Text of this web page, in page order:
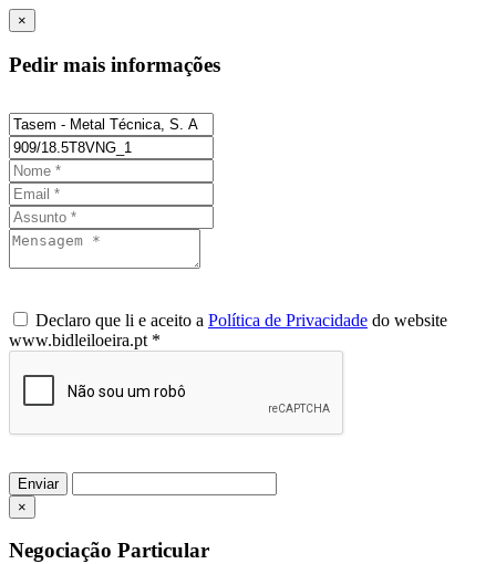
×
Pedir mais informações
Declaro que li e aceito a Política de Privacidade do website
www.bidleiloeira.pt *
Enviar
×
Negociação Particular